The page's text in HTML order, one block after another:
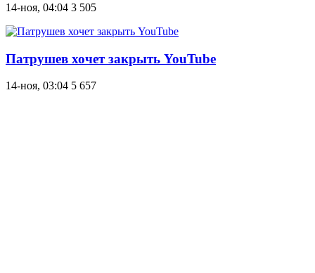
14-ноя, 04:04 3 505
Патрушев хочет закрыть YouTube
14-ноя, 03:04 5 657